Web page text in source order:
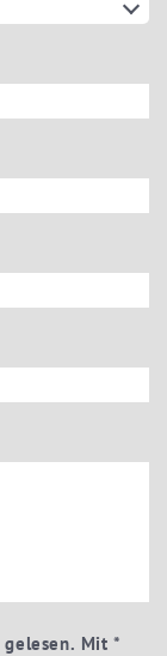
gelesen. Mit *